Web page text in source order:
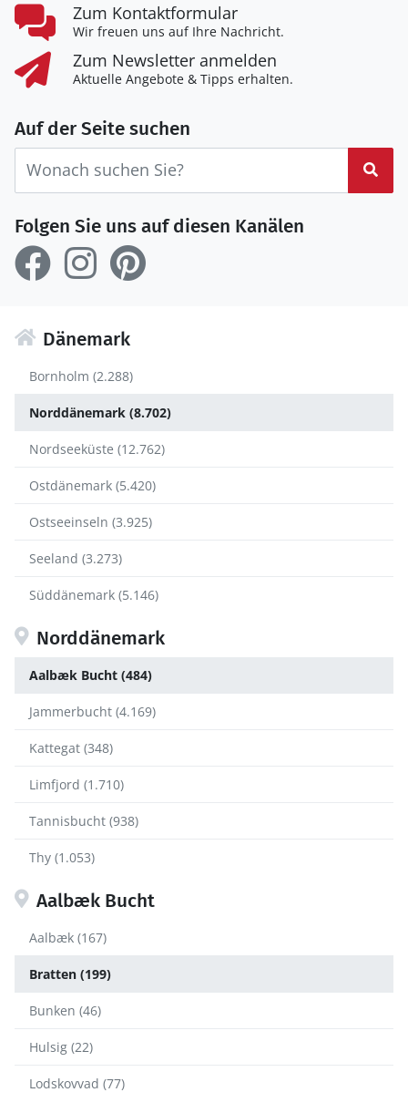
Zum Kontaktformular
Wir freuen uns auf Ihre Nachricht.
Zum Newsletter anmelden
Aktuelle Angebote & Tipps erhalten.
Auf der Seite suchen
Folgen Sie uns auf diesen Kanälen
Dänemark
Bornholm (2.288)
Norddänemark (8.702)
Nordseeküste (12.762)
Ostdänemark (5.420)
Ostseeinseln (3.925)
Seeland (3.273)
Süddänemark (5.146)
Norddänemark
Aalbæk Bucht (484)
Jammerbucht (4.169)
Kattegat (348)
Limfjord (1.710)
Tannisbucht (938)
Thy (1.053)
Aalbæk Bucht
Aalbæk (167)
Bratten (199)
Bunken (46)
Hulsig (22)
Lodskovvad (77)